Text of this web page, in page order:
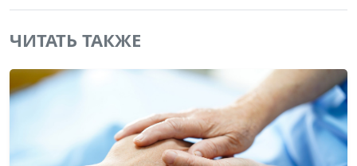
ЧИТАТЬ ТАКЖЕ